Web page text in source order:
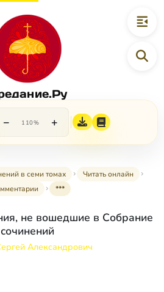
− 110% +
в семи томах
Читать онлайн
***
не вошедшие в Собрание
сочинений
Александрович